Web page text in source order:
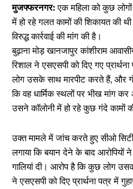
मुजफ्फरनगर:एक महिला को कुछ लोगों
में हो रहे गलत कामों की शिकायत की
विरुद्ध कार्रवाई की मांग की है।
बुढ़ाना मोड़ खानजापुर कांशीराम
रिशाल ने एसएसपी को दिए गए
लोग उसके साथ मारपीट करते हैं, और
कि वह धार्मिक स्थलों पर भीख मांग
उसने कॉलोनी में हो रहे कुछ गंदे कामों
उक्त मामले में जांच करते हुए सीओ
लगाया कि बयान देने के बाद
गालियां दी। आरोप है कि कुछ लोग
ने एसएसपी को दिए प्रार्थना पत्र में